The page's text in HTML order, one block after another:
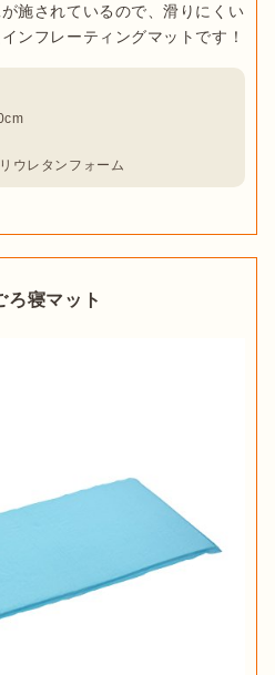
施されているので、滑りにくい
ウレタンフォーム
ろ寝マット